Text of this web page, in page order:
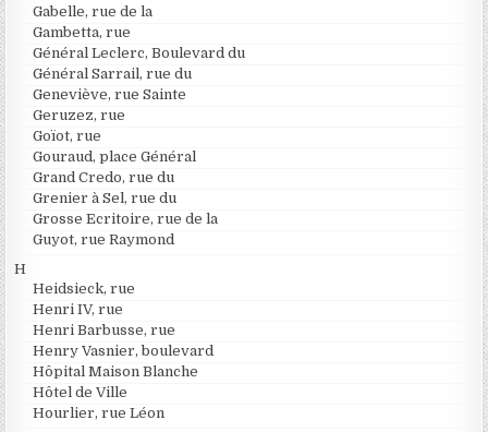
Gabelle, rue de la
Gambetta, rue
Général Leclerc, Boulevard du
Général Sarrail, rue du
Geneviève, rue Sainte
Geruzez, rue
Goïot, rue
Gouraud, place Général
Grand Credo, rue du
Grenier à Sel, rue du
Grosse Ecritoire, rue de la
Guyot, rue Raymond
H
Heidsieck, rue
Henri IV, rue
Henri Barbusse, rue
Henry Vasnier, boulevard
Hôpital Maison Blanche
Hôtel de Ville
Hourlier, rue Léon